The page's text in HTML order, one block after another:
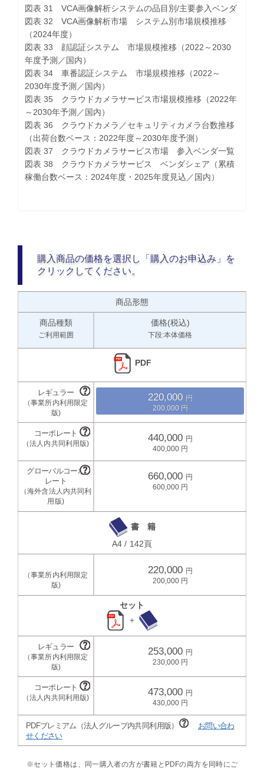
図表 31 VCA画像解析システムの品目別/主要参入ベンダ
図表 32 VCA画像解析市場 システム別市場規模推移
（2024年度）
図表 33 顔認証システム 市場規模推移（2022～2030
年度予測／国内）
図表 34 車番認証システム 市場規模推移（2022～
2030年度予測／国内）
図表 35 クラウドカメラサービス市場規模推移（2022年
～2030年予測／国内）
図表 36 クラウドカメラ／セキュリティカメラ台数推移
（出荷台数ベース：2022年度～2030年度予測）
図表 37 クラウドカメラサービス市場 参入ベンダ一覧
図表 38 クラウドカメラサービス ベンダシェア（累積
稼働台数ベース：2024年度・2025年度見込／国内）
購入商品の価格を選択し「購入のお申込み」を
クリックしてください。
商品形態
商品種類
ご利用範囲
価格(税込)
下段:本体価格
PDF
220,000
200,000
440,000
400,000
660,000
600,000
書 籍
A4 / 142頁
220,000
200,000
セット
＋
253,000
230,000
473,000
430,000
PDFプレミアム（法人グループ内共同利用版）
お問い合わ
せください
※セット価格は、同一購入者の方が書籍とPDFの両方を同時にご